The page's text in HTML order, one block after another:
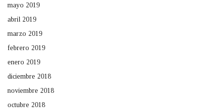
mayo 2019
abril 2019
marzo 2019
febrero 2019
enero 2019
diciembre 2018
noviembre 2018
octubre 2018